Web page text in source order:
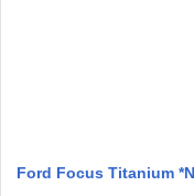
Ford Focus Titanium